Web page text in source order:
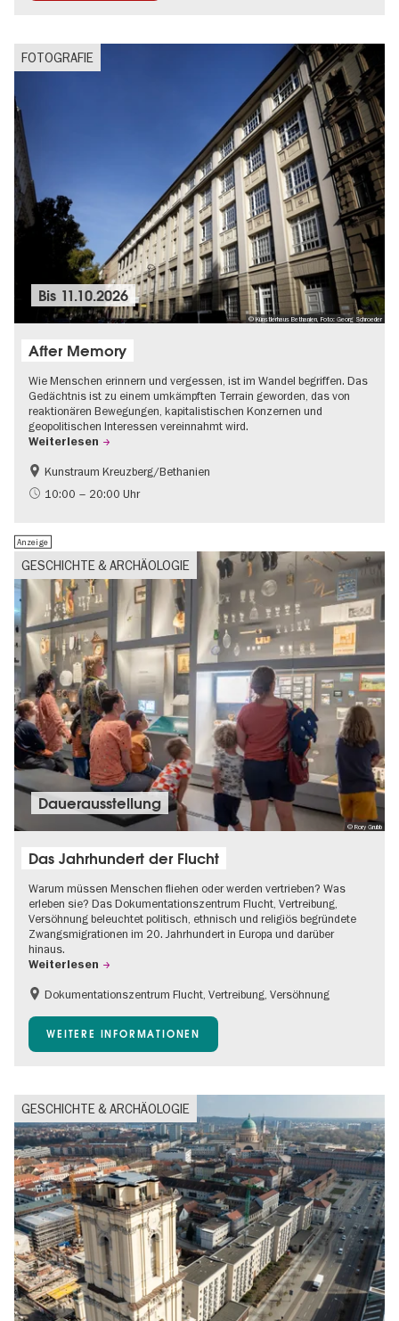
FOTOGRAFIE
© Künstlerhaus Bethanien, Foto: Georg Schroeder
Bis 11.10.2026
After Memory
Wie Menschen erinnern und vergessen, ist im Wandel begriffen. Das
Gedächtnis ist zu einem umkämpften Terrain geworden, das von
reaktionären Bewegungen, kapitalistischen Konzernen und
geopolitischen Interessen vereinnahmt wird.
Weiterlesen
Gratis
International
Kunstraum Kreuzberg/Bethanien
10:00 – 20:00 Uhr
GESCHICHTE & ARCHÄOLOGIE
Anzeige
© Rory Grubb
Dauer­aus­stel­lung
Das Jahrhundert der Flucht
Warum müssen Menschen fliehen oder werden vertrieben? Was
erleben sie? Das Dokumentationszentrum Flucht, Vertreibung,
Versöhnung beleuchtet politisch, ethnisch und religiös begründete
Zwangsmigrationen im 20. Jahrhundert in Europa und darüber
hinaus.
Weiterlesen
Barrierefrei
Gratis
Kinder
Teenager
Dokumentationszentrum Flucht, Vertreibung, Versöhnung
WEITERE INFORMATIONEN
GESCHICHTE & ARCHÄOLOGIE